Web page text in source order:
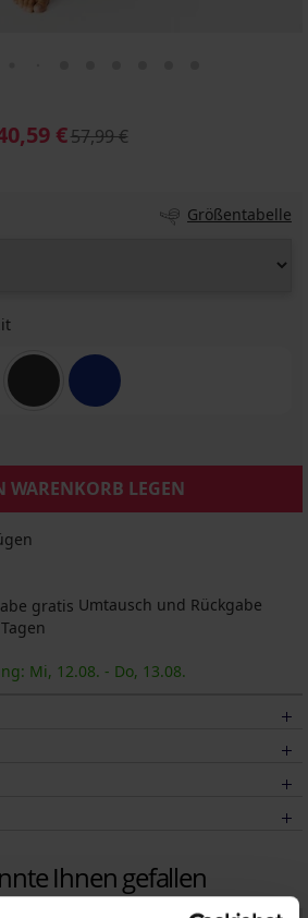
€57,99 €
Größentabelle
WARENKORB LEGEN
Umtausch und Rückgabe
Mi, 12.08. - Do, 13.08.
Ihnen gefallen